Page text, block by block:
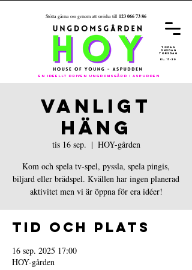
Stötta gärna oss genom att swisha till 123 066 73 86
En ideellt driven ungdomsgård i aspudden
tisdag
onsdag
torsdag
kl. 17-20
VANLIGT
HÄNG
tis 16 sep.
  |
HOY-gården
Kom och spela tv-spel, pyssla, spela pingis,
biljard eller brädspel. Kvällen har ingen planerad
aktivitet men vi är öppna för era idéer!
Tid och plats
16 sep. 2025 17:00
HOY-gården